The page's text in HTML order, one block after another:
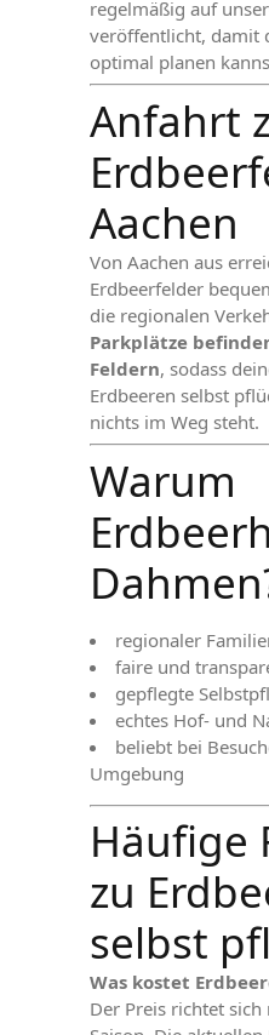
regelmäßig auf
veröffentlicht, damit
optimal planen
Anfahrt
Aachen
Von Aachen aus
Erdbeerfelder
die regionalen
Parkplätze
Feldern, sodass
Erdbeeren selbst
nichts im Weg steht.
Warum
regionaler
faire und
gepflegte
echtes Hof- und
beliebt bei
Umgebung
Häufige
zu
selbst
Was kostet
Der Preis richtet